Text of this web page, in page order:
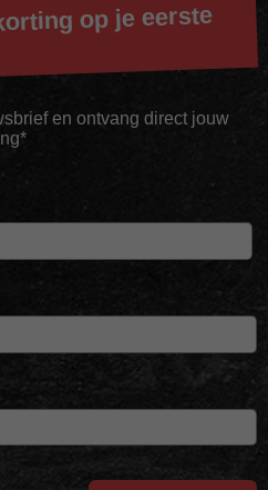
op je eerste
en ontvang direct jouw